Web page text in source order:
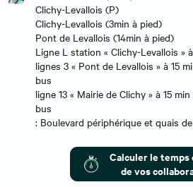
Clichy-Levallois (P)
Clichy-Levallois (3min à pied)
Pont de Levallois (14min à pied)
Ligne L station « Clichy-Levallois »
lignes 3 « Pont de Levallois » à 15
bus
ligne 13 « Mairie de Clichy » à 15
bus
: Boulevard périphérique et quais
Calculer le
de vos